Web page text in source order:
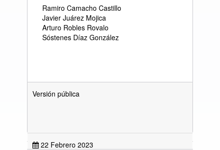
Ramiro Camacho Castillo
Javier Juárez Mojica
Arturo Robles Rovalo
Sóstenes Díaz González
Versión pública
22 Febrero 2023